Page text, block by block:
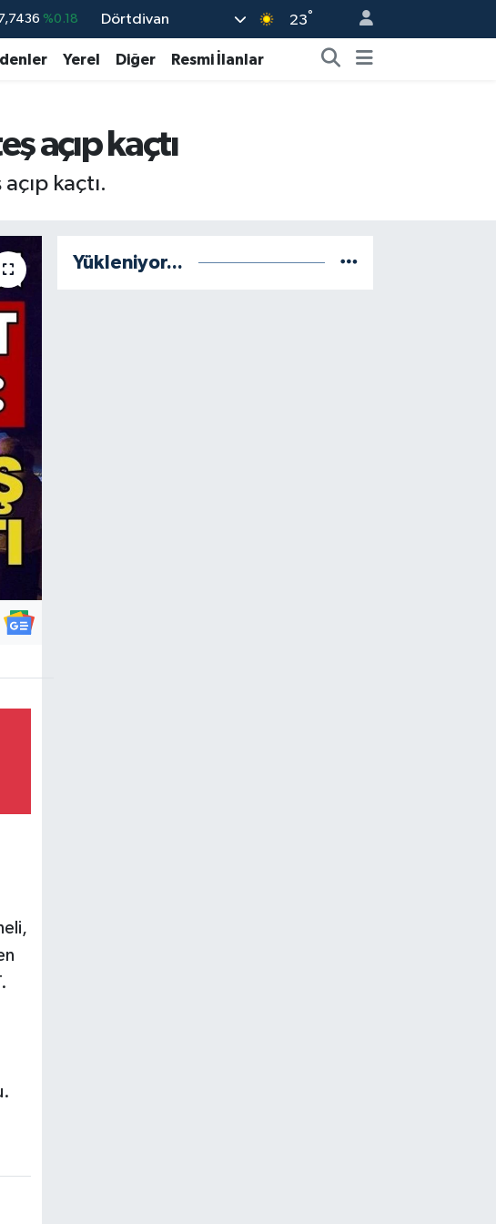
%0.18
%0.32
13.779 %-14
%-0.1
Dörtdivan 23°
Yerel Diğer Resmi İlanlar
açıp kaçtı
kaçtı.
Yükleniyor...